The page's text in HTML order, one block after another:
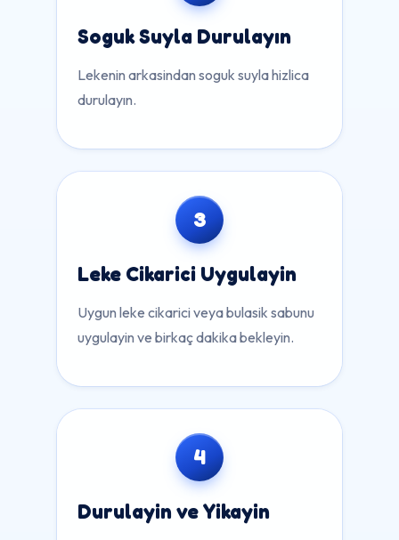
Soguk Suyla Durulayın
Lekenin arkasindan soguk suyla hizlica
durulayın.
3
Leke Cikarici Uygulayin
Uygun leke cikarici veya bulasik sabunu
uygulayin ve birkaç dakika bekleyin.
4
Durulayin ve Yikayin